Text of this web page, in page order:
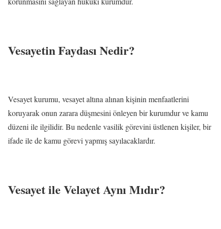
Vesayetin Faydası Nedir?
Vesayet kurumu, vesayet altına alınan kişinin menfaatlerini
koruyarak onun zarara düşmesini önleyen bir kurumdur ve kamu
düzeni ile ilgilidir. Bu nedenle vasilik görevini üstlenen kişiler, bir
ifade ile de kamu görevi yapmış sayılacaklardır.
Vesayet ile Velayet Aynı Mıdır?